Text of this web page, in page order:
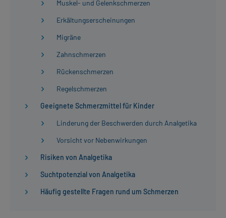
Muskel- und Gelenkschmerzen
Erkältungserscheinungen
Migräne
Zahnschmerzen
Rückenschmerzen
Regelschmerzen
Geeignete Schmerzmittel für Kinder
Linderung der Beschwerden durch Analgetika
Vorsicht vor Nebenwirkungen
Risiken von Analgetika
Suchtpotenzial von Analgetika
Häufig gestellte Fragen rund um Schmerzen